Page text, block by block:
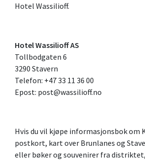
Hotel Wassilioff.
Hotel Wassilioff AS
Tollbodgaten 6
3290 Stavern
Telefon: +47 33 11 36 00
Epost: post@wassilioff.no
Hvis du vil kjøpe informasjonsbok om
postkort, kart over Brunlanes og
eller bøker og souvenirer fra